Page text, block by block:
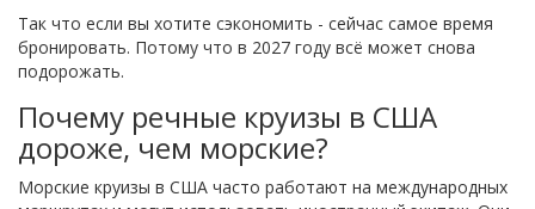
Так что если вы хотите сэкономить - сейчас самое время
бронировать. Потому что в 2027 году всё может снова
подорожать.
Почему речные круизы в США
дороже, чем морские?
Морские круизы в США часто работают на международных